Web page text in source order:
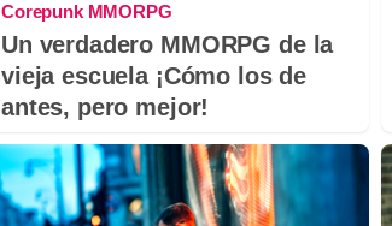
Corepunk MMORPG
Un verdadero MMORPG de la
vieja escuela ¡Cómo los de
antes, pero mejor!